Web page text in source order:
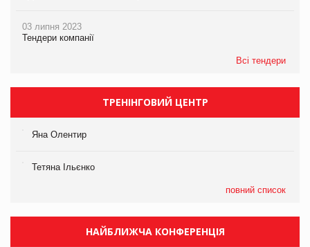
03 липня 2023
Тендери компанії
Всі тендери
ТРЕНІНГОВИЙ ЦЕНТР
Яна Олентир
Тетяна Ільєнко
повний список
НАЙБЛИЖЧА КОНФЕРЕНЦІЯ